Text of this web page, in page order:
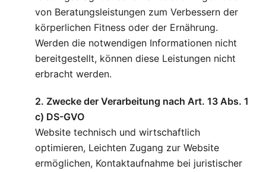
von Beratungsleistungen zum Verbessern der
körperlichen Fitness oder der Ernährung.
Werden die notwendigen Informationen nicht
bereitgestellt, können diese Leistungen nicht
erbracht werden.
2. Zwecke der Verarbeitung nach Art. 13 Abs. 1
c) DS-GVO
Website technisch und wirtschaftlich
optimieren, Leichten Zugang zur Website
ermöglichen, Kontaktaufnahme bei juristischer